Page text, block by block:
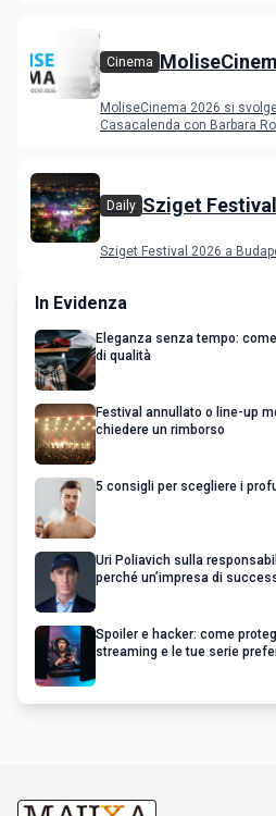
Cinema
MoliseCinema 2026 si
Casacalenda con Barbara
Daily Sziget
Sziget Festival 2026 a
In Evidenza
Eleganza senza tempo:
di qualità
Festival annullato o line-up
chiedere un rimborso
5 consigli per scegliere i
Uri Poliavich sulla
perché un’impresa di
Spoiler e hacker: come
streaming e le tue serie